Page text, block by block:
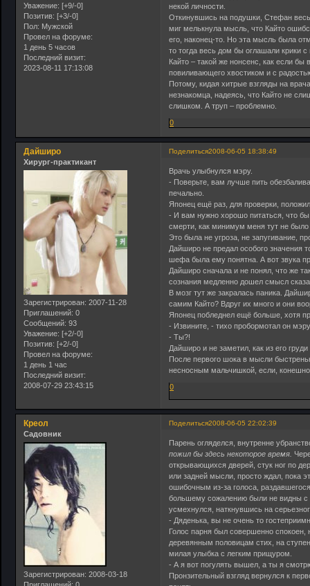
Уважение: [+9/-0]
Позитив: [+3/-0]
Пол: Мужской
Провел на форуме:
1 день 5 часов
Последний визит:
2023-08-11 17:13:08
некой личности.
Откинувшись на подушки, Стефан
миг мелькнула мысль, что Кайто
его, наконец-то. Но эта мысль была
то тогда весь дом бы оглашали крики
Кайто – такой же нонсенс, как если
повиливающего хвостиком и с
Потому, кидая хитрые взгляды на
незнакомца, надеясь, что Кайто не
слишком. А труп – проблемно.
0
Поделиться2008-06-05 18:38:49
Дайширо
Хирург-практикант
Зарегистрирован: 2007-11-28
Приглашений: 0
Сообщений: 93
Уважение: [+2/-0]
Позитив: [+2/-0]
Провел на форуме:
1 день 1 час
Последний визит:
2008-07-29 23:43:15
Врачь улыбнулся мэру.
- Поверьте, вам лучше пить
печально.
Японец ещё раз, для проверки,
- И вам нужно хорошо питаться, что
смерти, как минимум меня тут не
Это была не угроза, не запугивание,
Дайширо не предал особого значения
шефа была ему понятна. А вот звука
Дайширо сначала и не понял, что же
сознания медленно дошел смысл
В мозг тут же закралась паника.
самим Кайто? Вдруг их много и они
Японец побледнел ещё больше, хотя
- Извините, - тихо пробормотал он
- Ты?!
Дайширо и не заметил, как из его
После первого шока в мысли
несносным мальчишкой, если,
0
Поделиться2008-06-05 22:02:39
Креол
Садовник
Зарегистрирован: 2008-03-18
Парень огляделся, внутренне
пожил бы здесь некоторое время.
открывающихся дверей, стук ног по
или задней мысли, просто ждал, пока
ошибочным из-за голоса,
большему сожалению были не видны с
усмехнулся, наткнувшись на
- Дяденька, вы не очень то
Голос парня был совершенно спокоен,
деревянным половицам стих, на
милая улыбка с легким прищуром.
- А я вот погулять вышел, а ты я
Пронзительный взгляд вернулся к